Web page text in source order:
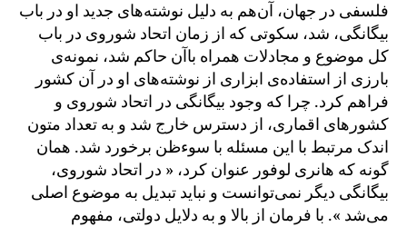
فلسفی در جهان، آن‌هم به دلیل نوشته‌های جدید او در باب
بیگانگی، شد، سکوتی که از زمان اتحاد شوروی در باب
کل موضوع و مجادلات همراه باآن حاکم شد، نمونه‌ی
بارزی از استفاده‌ی ابزاری از نوشته‌های او در آن کشور
فراهم کرد. چرا که وجود بیگانگی در اتحاد شوروی و
کشورهای اقماری، از دسترس خارج شد و به تعداد متون
اندک مرتبط با این مسئله با سوءظن برخورد شد. همان
گونه که هانری لوفور عنوان کرد، « در اتحاد شوروی،
بیگانگی دیگر نمی‌توانست و نباید تبدیل به موضوع اصلی
می‌شد ». با فرمان از بالا و به دلایل دولتی، مفهوم